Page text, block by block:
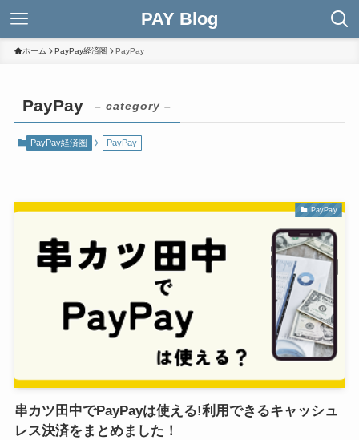
PAY Blog
ホーム PayPay経済圏 PayPay
PayPay – category –
PayPay経済圏 PayPay
PayPay
串カツ田中でPayPayは使える!利用できるキャッシュ
レス決済をまとめました！